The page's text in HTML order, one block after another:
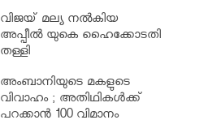
വിജയ് മല്യ നൽകിയ
അപ്പീൽ യുകെ ഹൈക്കോടതി
തള്ളി
അംബാനിയുടെ മകളുടെ
വിവാഹം ; അതിഥികൾക്ക്
പറക്കാൻ 100 വിമാനം